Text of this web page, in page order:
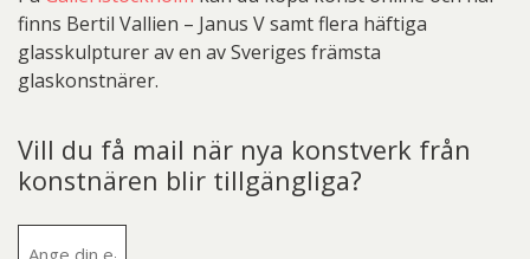
finns Bertil Vallien – Janus V samt flera häftiga
glasskulpturer av en av Sveriges främsta
glaskonstnärer.
Vill du få mail när nya konstverk från
konstnären blir tillgängliga?